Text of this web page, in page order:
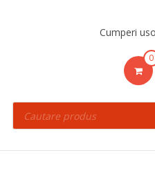
Cumperi
0
Products
search